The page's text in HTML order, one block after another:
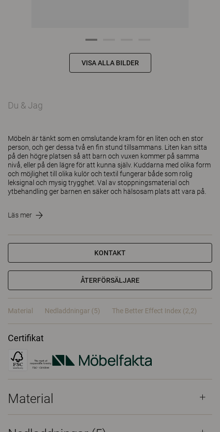
VISA ALLA BILDER
Du & Jag
Möbeln är tänkt som en omslutande kram för en liten och en stor
person, och ger dessa två en fin stund tillsammans. Liten kan sitta
på den högre platsen så att barn och vuxen kommer på samma
nivå, eller på den lägre för att kunna själv. Kuddarna med olika form
och möjlighet till olika kulör och textil fungerar både som rolig
leksignal och mysig trygghet. Val av stoppningsmaterial och
ytbehandling ger barnen en säker och hälsosam plats att vara på.
Läs mer
KONTAKT
ÅTERFÖRSÄLJARE
Material Nedladdningar (5) The Better Effect Index (2,2)
Certifikat
Material